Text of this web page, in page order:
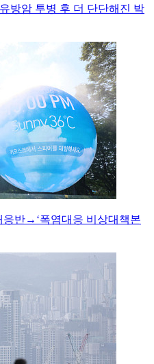
방암 투병 후 더 단단해진 박
응반→‘폭염대응 비상대책본